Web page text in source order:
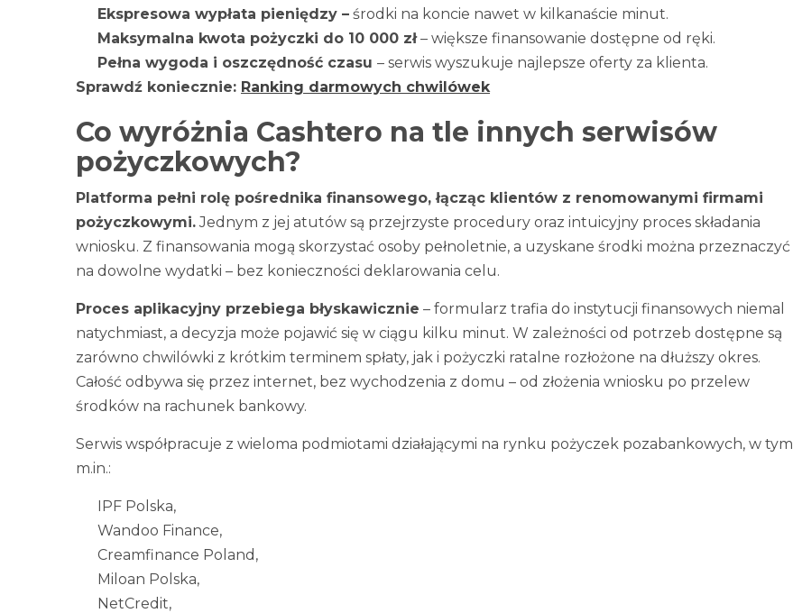
Ekspresowa wypłata pieniędzy – środki na koncie nawet w kilkanaście minut.
Maksymalna kwota pożyczki do 10 000 zł– większe finansowanie dostępne od ręki.
Pełna wygoda i oszczędność czasu – serwis wyszukuje najlepsze oferty za klienta.
Sprawdź koniecznie: Ranking darmowych chwilówek
Co wyróżnia Cashtero na tle innych serwisów
pożyczkowych?
Platforma pełni rolę pośrednika finansowego, łącząc klientów z renomowanymi firmami
pożyczkowymi.Jednym z jej atutów są przejrzyste procedury oraz intuicyjny proces składania
wniosku. Z finansowania mogą skorzystać osoby pełnoletnie, a uzyskane środki można przeznaczyć
na dowolne wydatki – bez konieczności deklarowania celu.
Proces aplikacyjny przebiega błyskawicznie – formularz trafia do instytucji finansowych niemal
natychmiast, a decyzja może pojawić się w ciągu kilku minut. W zależności od potrzeb dostępne są
zarówno chwilówki z krótkim terminem spłaty, jak i pożyczki ratalne rozłożone na dłuższy okres.
Całość odbywa się przez internet, bez wychodzenia z domu – od złożenia wniosku po przelew
środków na rachunek bankowy.
Serwis współpracuje z wieloma podmiotami działającymi na rynku pożyczek pozabankowych, w tym
m.in.:
IPF Polska,
Wandoo Finance,
Creamfinance Poland,
Miloan Polska,
NetCredit,